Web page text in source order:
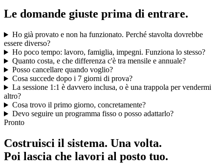
Le domande giuste prima di entrare.
Ho già provato e non ha funzionato. Perché stavolta dovrebbe
essere diverso?
Ho poco tempo: lavoro, famiglia, impegni. Funziona lo stesso?
Quanto costa, e che differenza c'è tra mensile e annuale?
Posso cancellare quando voglio?
Cosa succede dopo i 7 giorni di prova?
La sessione 1:1 è davvero inclusa, o è una trappola per vendermi
altro?
Cosa trovo il primo giorno, concretamente?
Devo seguire un programma fisso o posso adattarlo?
Pronto
Costruisci il sistema. Una volta.
Poi lascia che lavori al posto tuo.